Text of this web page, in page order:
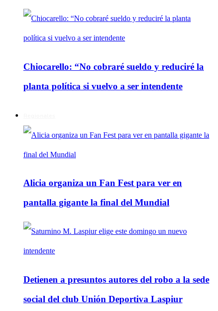
Chiocarello: “No cobraré sueldo y reduciré la
planta política si vuelvo a ser intendente
Alicia organiza un Fan Fest para ver en
pantalla gigante la final del Mundial
Detienen a presuntos autores del robo a la sede
social del club Unión Deportiva Laspiur